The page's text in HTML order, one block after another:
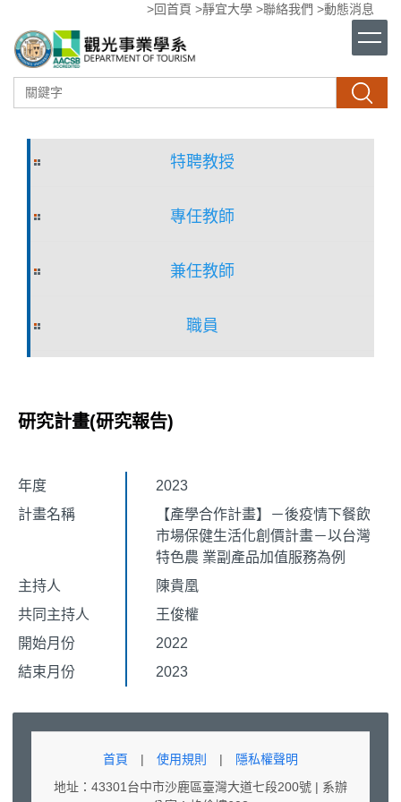
主
容
>回首頁 >靜宜大學 >聯絡我們 >動態消息
搜尋
特聘教授
專任教師
兼任教師
職員
研究計畫(研究報告)
年度
2023
計畫名稱
【產學合作計畫】－後疫情下餐飲
市場保健生活化創價計畫－以台灣
特色農 業副產品加值服務為例
主持人
陳貴凰
共同主持人
王俊權
開始月份
2022
結束月份
2023
首頁 | 使用規則 |
隱私權聲明
地址：43301台中市沙鹿區臺灣大道七段200號 | 系辦